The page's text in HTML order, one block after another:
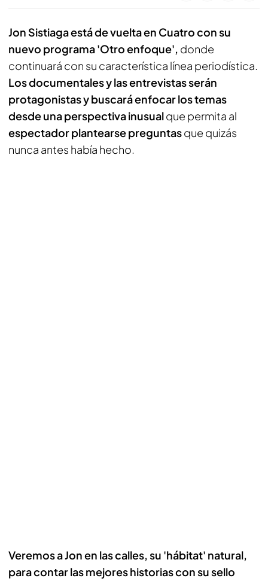
Jon Sistiaga está de vuelta en Cuatro con su
nuevo programa 'Otro enfoque', donde
continuará con su característica línea periodística.
Los documentales y las entrevistas serán
protagonistas y buscará enfocar los temas
desde una perspectiva inusualque permita al
espectador plantearse preguntasque quizás
nunca antes había hecho.
Veremos a Jon en las calles, su 'hábitat' natural,
para contar las mejores historias con su sello